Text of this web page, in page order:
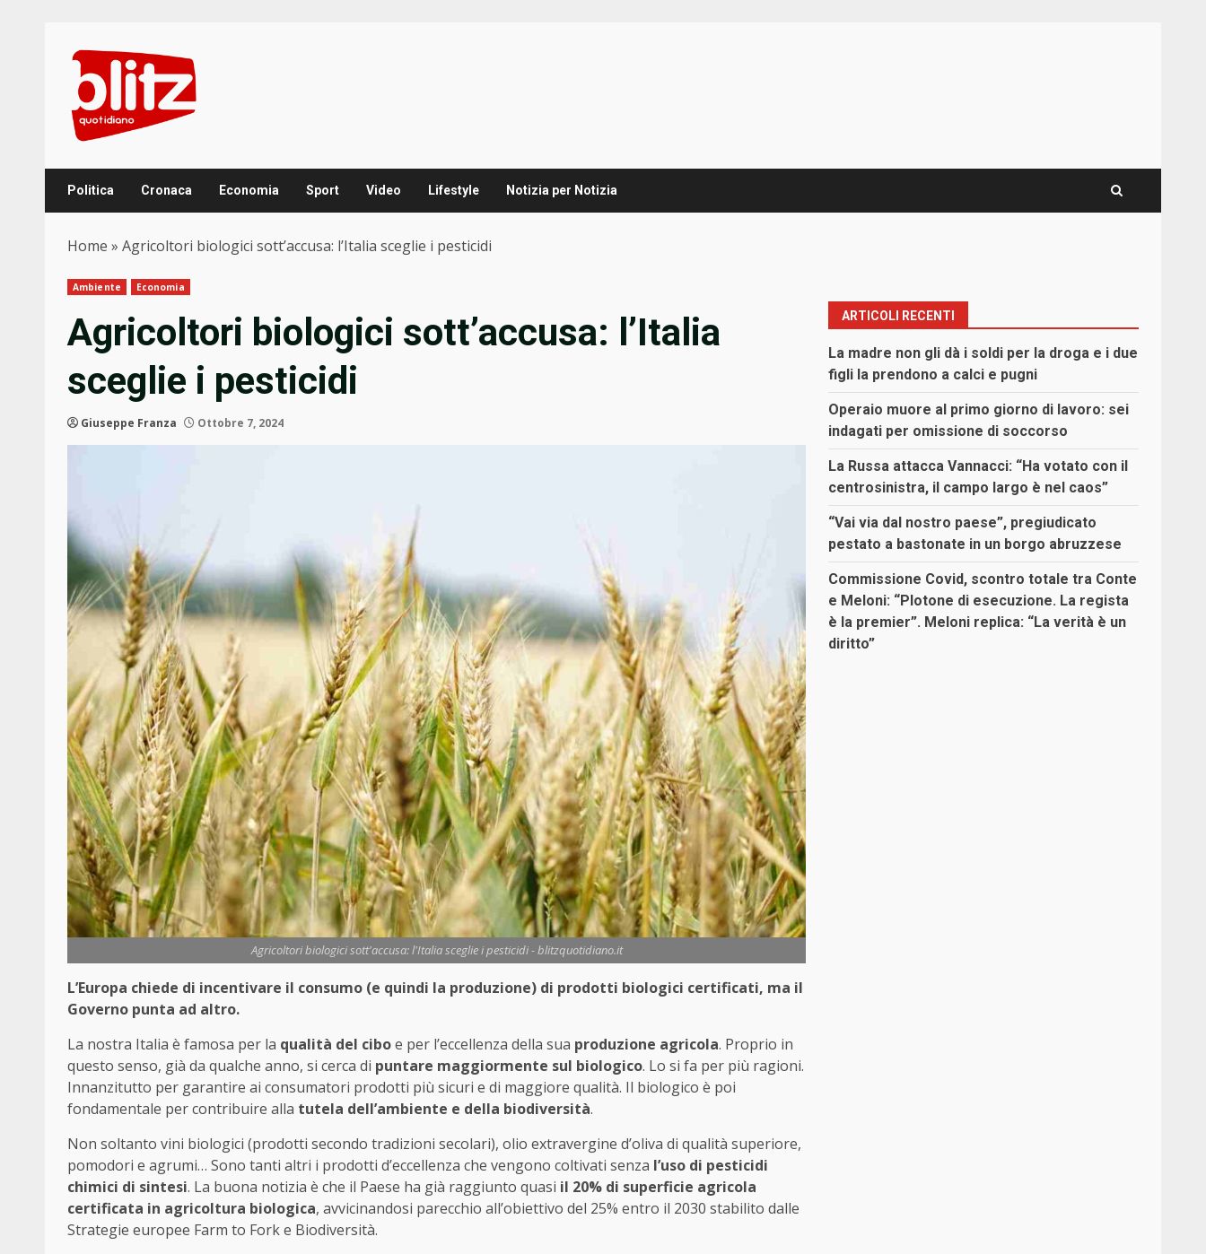
content
Politica Cronaca Economia Sport Video Lifestyle Notizia per Notizia
Home » Agricoltori biologici sott’accusa: l’Italia sceglie i pesticidi
Ambiente Economia
Agricoltori biologici sott’accusa: l’Italia
sceglie i pesticidi
Giuseppe Franza Ottobre 7, 2024
Agricoltori biologici sott'accusa: l'Italia sceglie i pesticidi - blitzquotidiano.it
L’Europa chiede di incentivare il consumo (e quindi la produzione) di prodotti biologici certificati, ma il
Governo punta ad altro.
La nostra Italia è famosa per la qualità del ciboe per l’eccellenza della sua produzione agricola. Proprio in
questo senso, già da qualche anno, si cerca di puntare maggiormente sul biologico. Lo si fa per più ragioni.
Innanzitutto per garantire ai consumatori prodotti più sicuri e di maggiore qualità. Il biologico è poi
fondamentale per contribuire alla tutela dell’ambiente e della biodiversità.
Non soltanto vini biologici (prodotti secondo tradizioni secolari), olio extravergine d’oliva di qualità superiore,
pomodori e agrumi… Sono tanti altri i prodotti d’eccellenza che vengono coltivati senza l’uso di pesticidi
chimici di sintesi. La buona notizia è che il Paese ha già raggiunto quasi il 20% di superficie agricola
certificata in agricoltura biologica, avvicinandosi parecchio all’obiettivo del 25% entro il 2030 stabilito dalle
Strategie europee Farm to Fork e Biodiversità.
ARTICOLI RECENTI
La madre non gli dà i soldi per la droga e i due
figli la prendono a calci e pugni
Operaio muore al primo giorno di lavoro: sei
indagati per omissione di soccorso
La Russa attacca Vannacci: “Ha votato con il
centrosinistra, il campo largo è nel caos”
“Vai via dal nostro paese”, pregiudicato
pestato a bastonate in un borgo abruzzese
Commissione Covid, scontro totale tra Conte
e Meloni: “Plotone di esecuzione. La regista
è la premier”. Meloni replica: “La verità è un
diritto”